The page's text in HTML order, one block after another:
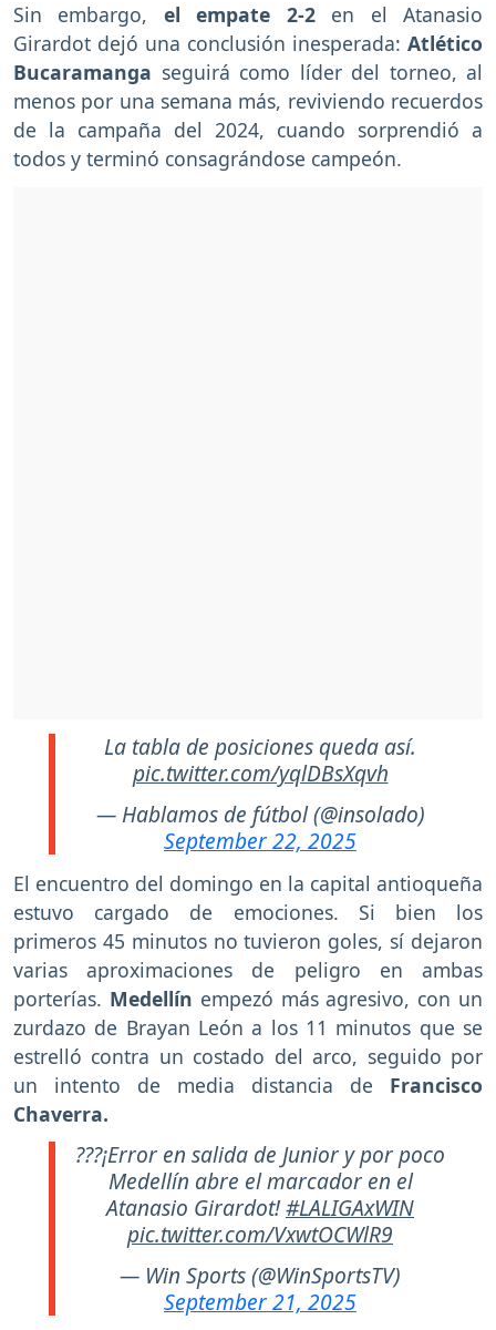
Sin embargo, el empate 2-2 en el Atanasio
Girardot dejó una conclusión inesperada: Atlético
Bucaramanga seguirá como líder del torneo, al
menos por una semana más, reviviendo recuerdos
de la campaña del 2024, cuando sorprendió a
todos y terminó consagrándose campeón.
La tabla de posiciones queda así.
pic.twitter.com/yqlDBsXqvh
— Hablamos de fútbol (@insolado)
September 22, 2025
El encuentro del domingo en la capital antioqueña
estuvo cargado de emociones. Si bien los
primeros 45 minutos no tuvieron goles, sí dejaron
varias aproximaciones de peligro en ambas
porterías. Medellín empezó más agresivo, con un
zurdazo de Brayan León a los 11 minutos que se
estrelló contra un costado del arco, seguido por
un intento de media distancia de Francisco
Chaverra.
???¡Error en salida de Junior y por poco
Medellín abre el marcador en el
Atanasio Girardot!#LALIGAxWIN
pic.twitter.com/VxwtOCWlR9
— Win Sports (@WinSportsTV)
September 21, 2025